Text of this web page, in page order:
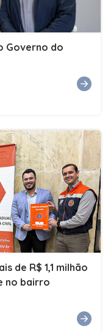
Governo do
de R$ 1,1 milhão
no bairro